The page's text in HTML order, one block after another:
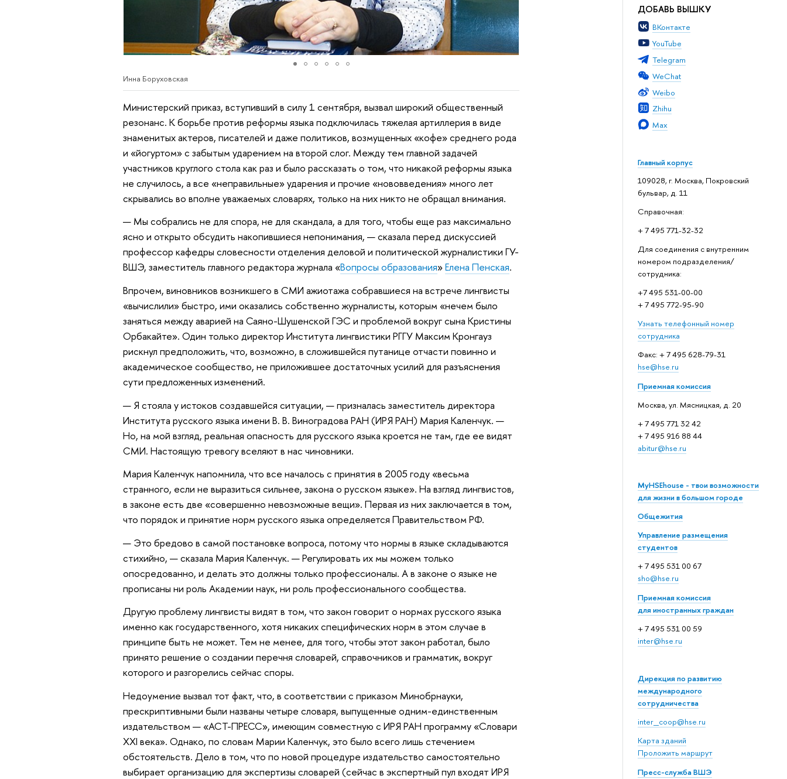
ДОБАВЬ ВЫШКУ
ВКонтакте
YouTube
Telegram
WeChat
Weibo
Zhihu
Max
Главный корпус
109028, г. Москва, Покровский
бульвар, д. 11
Справочная:
+ 7 495 771-32-32
Для соединения с внутренним
номером подразделения/
сотрудника:
+7 495 531-00-00
+ 7 495 772-95-90
Узнать телефонный номер
сотрудника
Факс: + 7 495 628-79-31
hse@hse.ru
Приемная комиссия
Москва, ул. Мясницкая, д. 20
+ 7 495 771 32 42
+ 7 495 916 88 44
abitur@hse.ru
MyHSEhouse - твои возможности
для жизни в большом городе
Общежития
Управление размещения
студентов
+ 7 495 531 00 67
sho@hse.ru
Приемная комиссия
для иностранных граждан
+ 7 495 531 00 59
inter@hse.ru
Дирекция по развитию
международного
сотрудничества
inter_coop@hse.ru
Карта зданий
Проложить маршрут
Пресс-служба ВШЭ
Инна Боруховская
Министерский приказ, вступивший в силу 1 сентября, вызвал широкий общественный
резонанс. К борьбе против реформы языка подключилась тяжелая артиллерия в виде
знаменитых актеров, писателей и даже политиков, возмущенных «кофе» среднего рода
и «йогуртом» с забытым ударением на второй слог. Между тем главной задачей
участников круглого стола как раз и было рассказать о том, что никакой реформы языка
не случилось, а все «неправильные» ударения и прочие «нововведения» много лет
скрывались во вполне уважаемых словарях, только на них никто не обращал внимания.
— Мы собрались не для спора, не для скандала, а для того, чтобы еще раз максимально
ясно и открыто обсудить накопившиеся непонимания, — сказала перед дискуссией
профессор кафедры словесности отделения деловой и политической журналистики ГУ-
ВШЭ, заместитель главного редактора журнала «Вопросы образования»Елена Пенская.
Впрочем, виновников возникшего в СМИ ажиотажа собравшиеся на встрече лингвисты
«вычислили» быстро, ими оказались собственно журналисты, которым «нечем было
заняться между аварией на Саяно-Шушенской ГЭС и проблемой вокруг сына Кристины
Орбакайте». Один только директор Института лингвистики РГГУ Максим Кронгауз
рискнул предположить, что, возможно, в сложившейся путанице отчасти повинно и
академическое сообщество, не приложившее достаточных усилий для разъяснения
сути предложенных изменений.
— Я стояла у истоков создавшейся ситуации, — призналась заместитель директора
Института русского языка имени В. В. Виноградова РАН (ИРЯ РАН) Мария Каленчук. —
Но, на мой взгляд, реальная опасность для русского языка кроется не там, где ее видят
СМИ. Настоящую тревогу вселяют в нас чиновники.
Мария Каленчук напомнила, что все началось с принятия в 2005 году «весьма
странного, если не выразиться сильнее, закона о русском языке». На взгляд лингвистов,
в законе есть две «совершенно невозможные вещи». Первая из них заключается в том,
что порядок и принятие норм русского языка определяется Правительством РФ.
— Это бредово в самой постановке вопроса, потому что нормы в языке складываются
стихийно, — сказала Мария Каленчук. — Регулировать их мы можем только
опосредованно, и делать это должны только профессионалы. А в законе о языке не
прописаны ни роль Академии наук, ни роль профессионального сообщества.
Другую проблему лингвисты видят в том, что закон говорит о нормах русского языка
именно как государственного, хотя никаких специфических норм в этом случае в
принципе быть не может. Тем не менее, для того, чтобы этот закон работал, было
принято решение о создании перечня словарей, справочников и грамматик, вокруг
которого и разгорелись сейчас споры.
Недоумение вызвал тот факт, что, в соответствии с приказом Минобрнауки,
прескриптивными были названы четыре словаря, выпущенные одним-единственным
издательством — «АСТ-ПРЕСС», имеющим совместную с ИРЯ РАН программу «Словари
XXI века». Однако, по словам Марии Каленчук, это было всего лишь стечением
обстоятельств. Дело в том, что по новой процедуре издательство самостоятельно
выбирает организацию для экспертизы словарей (сейчас в экспертный пул входят ИРЯ